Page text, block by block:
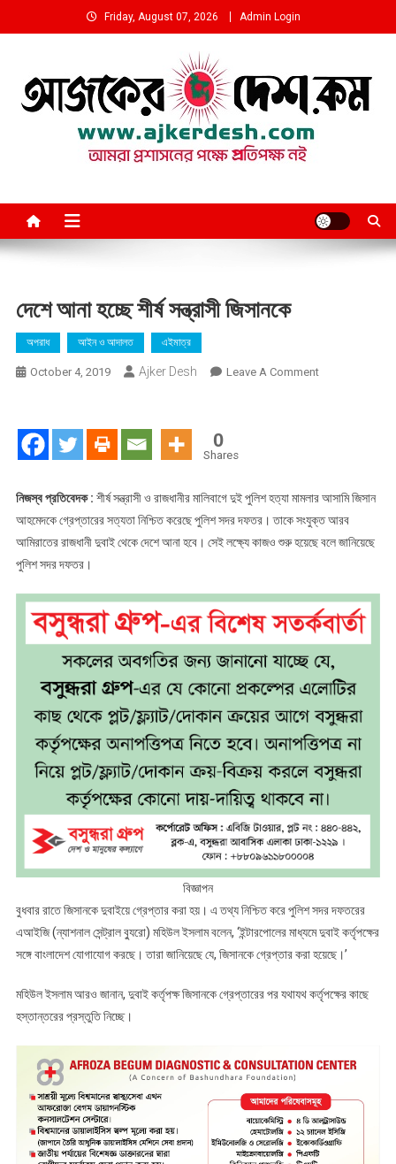
to
Friday, August 07, 2026 Admin Login
দেশে আনা হচ্ছে শীর্ষ সন্ত্রাসী জিসানকে
অপরাধ আইন ও আদালত এইমাত্র
October 4, 2019 Ajker Desh Leave A CommentOn
জিসানকে
0
Shares
নিজস্ব প্রতিবেদক : শীর্ষ সন্ত্রাসী ও রাজধানীর মালিবাগে দুই পুলিশ হত্যা মামলার আসামি জিসান
আহমেদকে গ্রেপ্তারের সত্যতা নিশ্চিত করেছে পুলিশ সদর দফতর। তাকে সংযুক্ত আরব
আমিরাতের রাজধানী দুবাই থেকে দেশে আনা হবে। সেই লক্ষ্যে কাজও শুরু হয়েছে বলে জানিয়েছে
পুলিশ সদর দফতর।
বিজ্ঞাপন
বুধবার রাতে জিসানকে দুবাইয়ে গ্রেপ্তার করা হয়। এ তথ্য নিশ্চিত করে পুলিশ সদর দফতরের
এআইজি (ন্যাশনাল সেন্ট্রাল ব্যুরো) মহিউল ইসলাম বলেন, ‘ইন্টারপোলের মাধ্যমে দুবাই কর্তৃপক্ষের
সঙ্গে বাংলাদেশ যোগাযোগ করছে। তারা জানিয়েছে যে, জিসানকে গ্রেপ্তার করা হয়েছে।’
মহিউল ইসলাম আরও জানান, দুবাই কর্তৃপক্ষ জিসানকে গ্রেপ্তারের পর যথাযথ কর্তৃপক্ষের কাছে
হস্তান্তরের প্রস্তুতি নিচ্ছে।